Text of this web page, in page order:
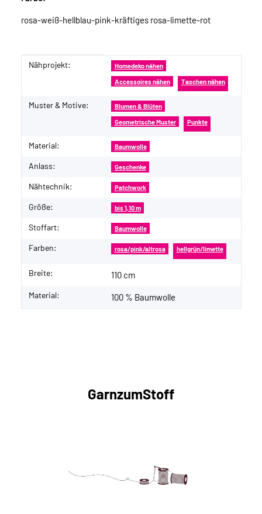
rosa-weiß-hellblau-pink-kräftiges rosa-limette-rot
Produkteigenschaft
Wert
Nähprojekt: Homedeko nähen
Accessoires nähen Taschen nähen
Muster & Motive: Blumen & Blüten
Geometrische Muster Punkte
Material: Baumwolle
Anlass: Geschenke
Nähtechnik: Patchwork
Größe: bis 1,10 m
Stoffart: Baumwolle
Farben: rosa/pink/altrosa hellgrün/limette
Breite: 110 cm
Material: 100 % Baumwolle
GarnzumStoff